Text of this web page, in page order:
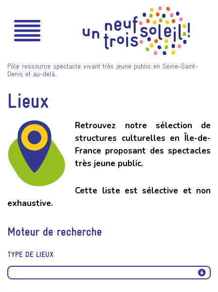
Pôle ressource spectacle vivant très jeune public en Seine-Saint-
Denis et au-delà…
Lieux
Retrouvez notre sélection de
structures culturelles en Île-de-
France proposant des spectacles
très jeune public.
Cette liste estsélective et non
exhaustive.
Moteur de recherche
TYPE DE LIEUX